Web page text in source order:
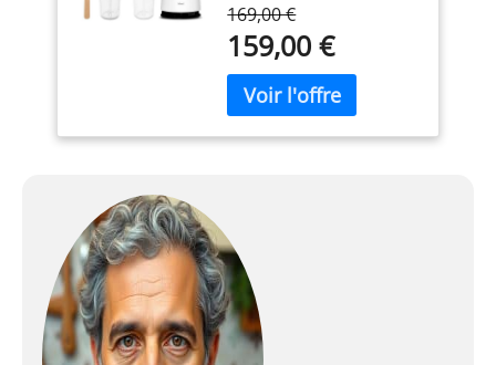
Gobelets et couvercles
prêts à emporter Parfait
pour smoothies et jus
detox
169,00 €
159,00 €